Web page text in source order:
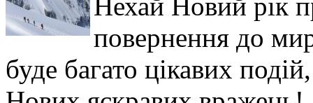
Нехай Новий рік
повернення до
буде багато цікавих